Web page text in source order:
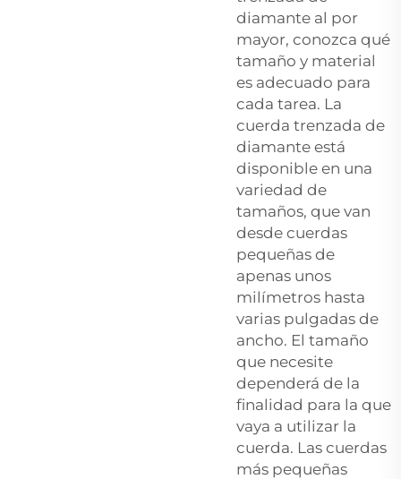
diamante al por
mayor, conozca qué
tamaño y material
es adecuado para
cada tarea. La
cuerda trenzada de
diamante está
disponible en una
variedad de
tamaños, que van
desde cuerdas
pequeñas de
apenas unos
milímetros hasta
varias pulgadas de
ancho. El tamaño
que necesite
dependerá de la
finalidad para la que
vaya a utilizar la
cuerda. Las cuerdas
más pequeñas